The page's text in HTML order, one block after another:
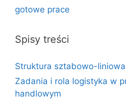
gotowe prace
Spisy treści
Struktura sztabowo-liniowa
Zadania i rola logistyka w
handlowym